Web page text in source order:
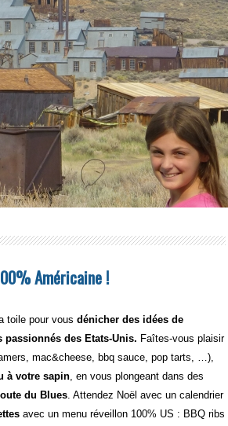
Américaine !
toile pour vous dénicher des idées de
des Etats-Unis. Faîtes-vous plaisir
mac&cheese, bbq sauce, pop tarts, …),
à votre sapin, en vous plongeant dans des
du Blues. Attendez Noël avec un calendrier
avec un menu réveillon 100% US : BBQ ribs